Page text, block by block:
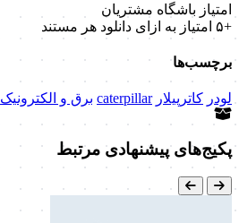
امتیاز باشگاه مشتریان
+۵ امتیاز
به ازای دانلود هر مستند
برچسب‌ها
لودر کاترپیلار caterpillar برق و الکترونیک
پکیج‌های پیشنهادی مرتبط